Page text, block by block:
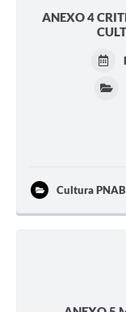
ANEXO 4
Cultura PNAB